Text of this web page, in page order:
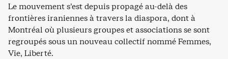
Le mouvement s’est depuis propagé au-delà des
frontières iraniennes à travers la diaspora, dont à
Montréal où plusieurs groupes et associations se sont
regroupés sous un nouveau collectif nommé Femmes,
Vie, Liberté.